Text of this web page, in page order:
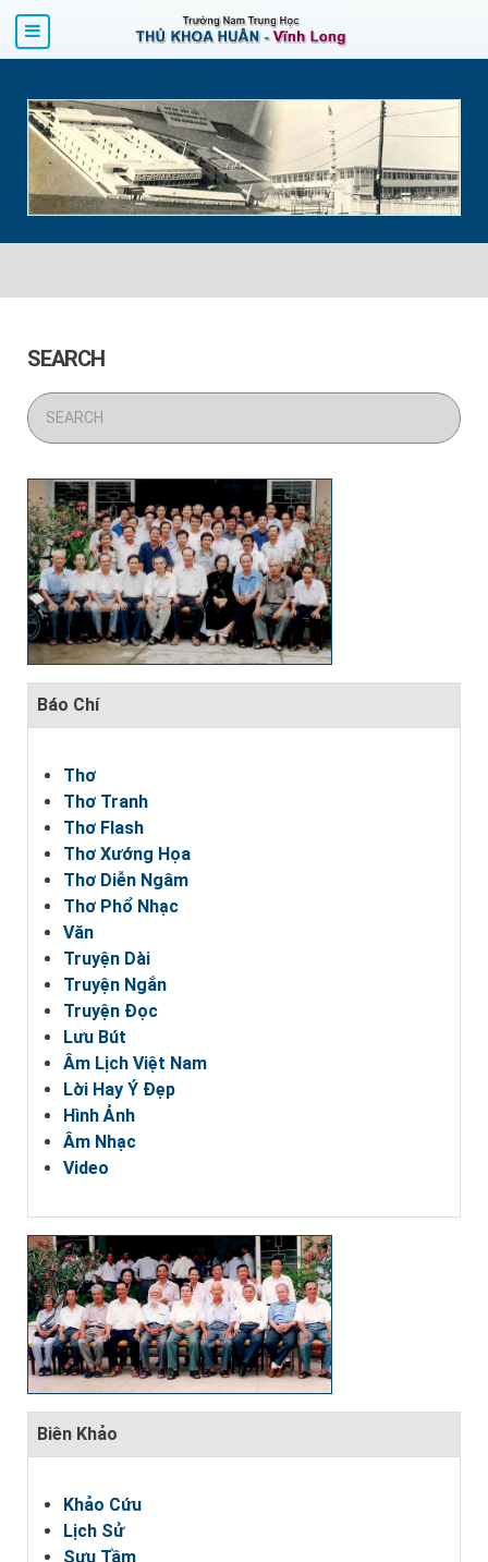
SEARCH
Báo Chí
Thơ
Thơ Tranh
Thơ Flash
Thơ Xướng Họa
Thơ Diễn Ngâm
Thơ Phổ Nhạc
Văn
Truyện Dài
Truyện Ngắn
Truyện Đọc
Lưu Bút
Âm Lịch Việt Nam
Lời Hay Ý Đẹp
Hình Ảnh
Âm Nhạc
Video
Biên Khảo
Khảo Cứu
Lịch Sử
Sưu Tầm